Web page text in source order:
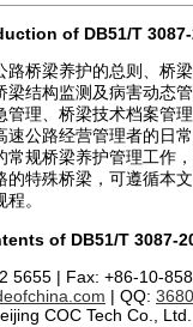
of DB51/T 3087-
路桥梁养护的总则、桥
结构监测及病害动态
理、桥梁技术档案管理
速公路经营管理者的日
常规桥梁养护管理工作
的特殊桥梁，可遵循本
。
of DB51/T 3087-
5655 | Fax: +86-10-
| QQ:
COC Tech Co.,